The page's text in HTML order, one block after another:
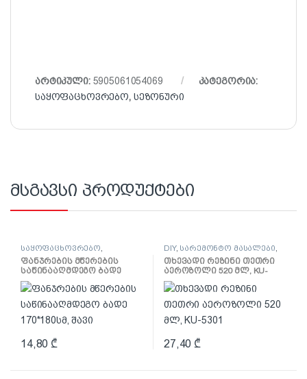
არტიკული: 5905061054069
კატეგორია:
საყოფაცხოვრებო, სეზონური
მსგავსი პროდუქტები
საყოფაცხოვრებო
სეზონური
ფანჯრების მწერების
საწინააღმდეგო ბადე
170*180სმ, შავი
14,80 ₾
DIY, სარემონტო მასალები
საღებავი და ლაქი
,
საყოფაცხოვრებო,
სხვადასხვა
თხევადი რეზინი თეთრი
აეროზოლი 520 მლ, KU-
5301
27,40 ₾